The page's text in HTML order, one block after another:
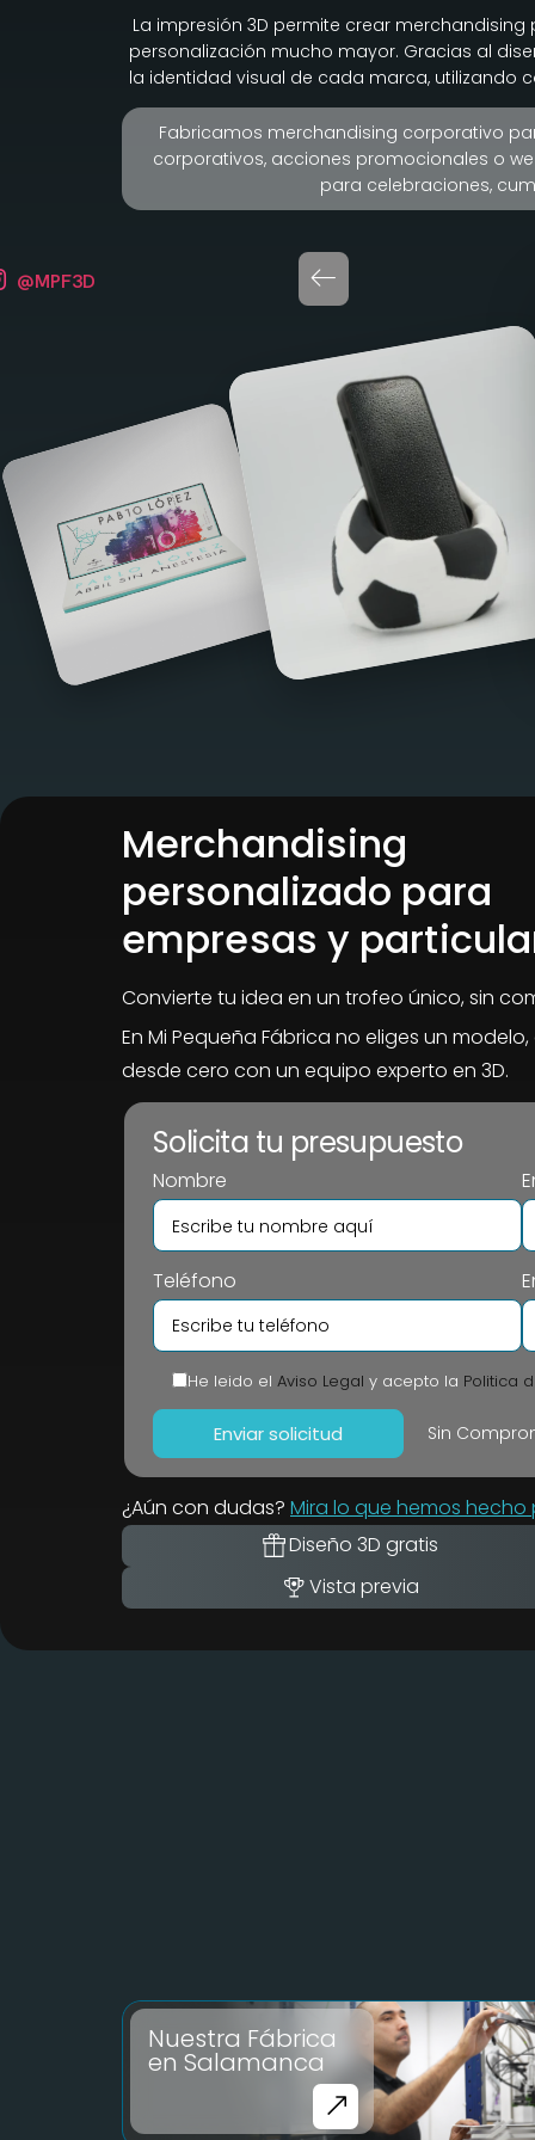
La impresión 3D permite crear
personalización mucho mayor. Gracias al
la identidad visual de cada marca, utilizando
Fabricamos merchandising corporativo
corporativos, acciones promocionales o
para celebraciones,
Merchandising
personalizado para
empresas y
Convierte tu idea en un trofeo único, sin
En Mi Pequeña Fábrica no eliges un
desde cero con un equipo experto en 3D.
Solicita tu presupuesto
Nombre
Teléfono
He leido el Aviso Legal y acepto la Politica
Sin
¿Aún con dudas? Mira lo que hemos
Diseño 3D gratis
Vista previa
Nuestra Fábrica
en Salamanca
@MPF3D